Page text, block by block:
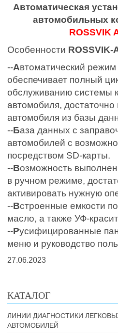
Автоматическая
автомобильных
ROSSVIK
Особенности ROSSVIK-
--Автоматический
обеспечивает полный
обслуживанию системы
автомобиля,
автомобиля из базы
--База данных с
автомобилей с
посредством SD-карты.
--Возможность
в ручном режиме,
активировать нужную
--Встроенные емкости
масло, а также УФ-
--Русифицированные
меню и руководство
27.06.2023
КАТАЛОГ
ЛИНИИ ДИАГНОСТИКИ
АВТОМОБИЛЕЙ